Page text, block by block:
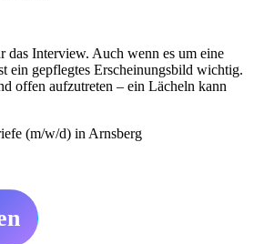
das Interview. Auch wenn es um eine
ein gepflegtes Erscheinungsbild wichtig.
offen aufzutreten – ein Lächeln kann
(m/w/d) in Arnsberg